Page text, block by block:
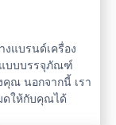
งแบรนด์เครื่อง
แบบบรรจุภัณฑ์
ณ นอกจากนี้ เรา
ดให้กับคุณได้